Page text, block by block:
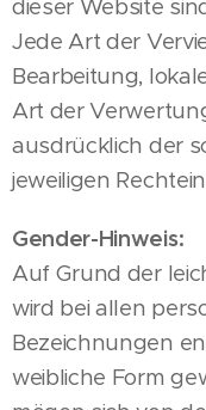
dieser Website
Jede Art der
Bearbeitung,
Art der
ausdrücklich der
jeweiligen
Gender-Hinweis:
Auf Grund der
wird bei allen
Bezeichnungen
weibliche Form